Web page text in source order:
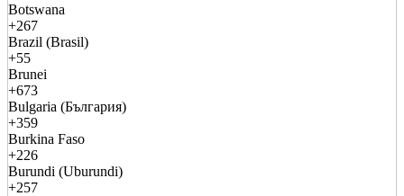
Botswana
+267
Brazil (Brasil)
+55
Brunei
+673
Bulgaria (България)
+359
Burkina Faso
+226
Burundi (Uburundi)
+257